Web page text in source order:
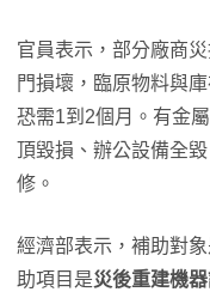
官員表示，部分廠商
門損壞，臨原物料與
恐需1到2個月。有金
頂毀損、辦公設備全
修。
經濟部表示，補助對象
助項目是災後重建機